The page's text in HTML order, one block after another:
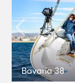
Bavaria 38